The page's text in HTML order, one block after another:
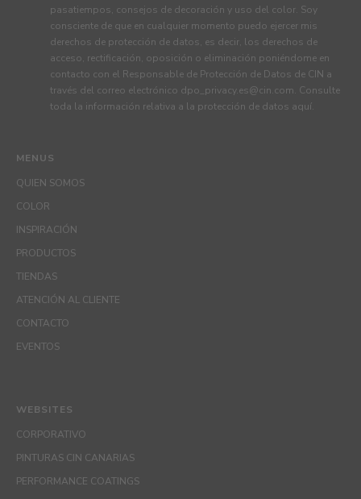
MENUS
QUIEN SOMOS
COLOR
INSPIRACIÓN
PRODUCTOS
TIENDAS
ATENCIÓN AL CLIENTE
CONTACTO
EVENTOS
pasatiempos, consejos de decoración y uso del color. Soy
consciente de que en cualquier momento puedo ejercer mis
derechos de protección de datos, es decir, los derechos de
acceso, rectificación, oposición o eliminación poniéndome en
contacto con el Responsable de Protección de Datos de CIN a
través del correo electrónico dpo_privacy.es@cin.com. Consulte
toda la información relativa a la protección de datos aquí.
WEBSITES
CORPORATIVO
PINTURAS CIN CANARIAS
PERFORMANCE COATINGS